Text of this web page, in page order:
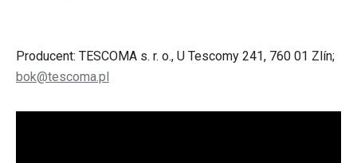
Producent: TESCOMA s. r. o., U Tescomy 241, 760 01 Zlín;
bok@tescoma.pl